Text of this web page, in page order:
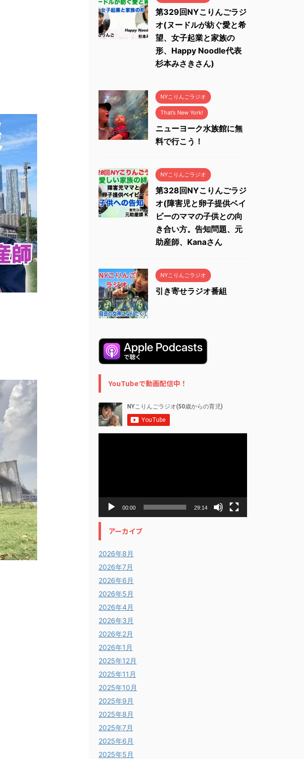
第329回NYこりんごラジ
オ(ヌードルが紡ぐ愛と希
望、女子起業と家族の
形、Happy Noodle代表
杉本みさきさん)
NYこりんごラジオ
That’s New York!
ニューヨーク水族館に無
料で行こう！
NYこりんごラジオ
第328回NYこりんごラジ
オ(障害児と卵子提供ベイ
ビーのママの子供との向
き合い方。告知問題、元
助産師、Kanaさん
NYこりんごラジオ
引き寄せラジオ番組
YouTubeで動画配信中！
00:00 29:14
アーカイブ
2026年8月
2026年7月
2026年6月
2026年5月
2026年4月
2026年3月
2026年2月
2026年1月
2025年12月
2025年11月
2025年10月
2025年9月
2025年8月
2025年7月
2025年6月
2025年5月